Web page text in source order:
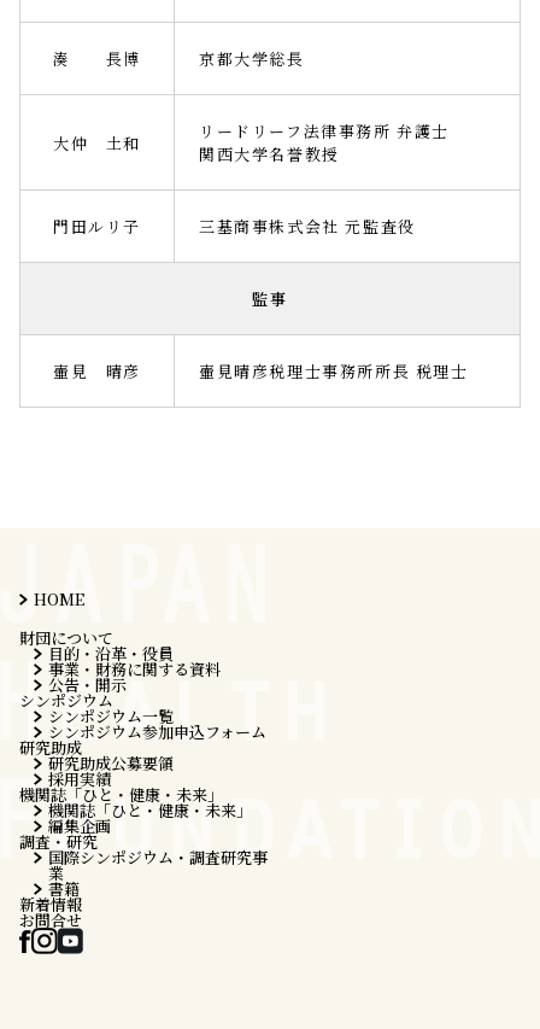
湊 長博 京都大学総長
大仲 土和
リードリーフ法律事務所 弁護士
関西大学名誉教授
門田ルリ子 三基商事株式会社 元監査役
監事
壷見 晴彦 壷見晴彦税理士事務所所長 税理士
HOME
財団について
目的・沿革・役員
事業・財務に関する資料
公告・開示
シンポジウム
シンポジウム一覧
シンポジウム参加申込フォーム
研究助成
研究助成公募要領
採用実績
機関誌「ひと・健康・未来」
機関誌「ひと・健康・未来」
編集企画
調査・研究
国際シンポジウム・調査研究事
業
書籍
新着情報
お問合せ